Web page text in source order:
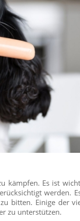
kämpfen. Es ist
werden.
bitten. Einige der
zu unterstützen.